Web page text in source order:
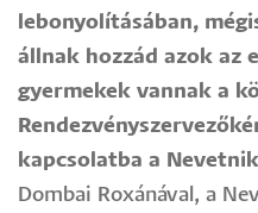
lebonyolításában,
állnak hozzád azok az
gyermekek vannak a
kapcsolatba a
Dombai Roxánával, a